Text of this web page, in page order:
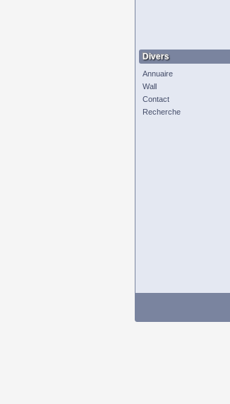
Divers
Annuaire
Wall
Contact
Recherche